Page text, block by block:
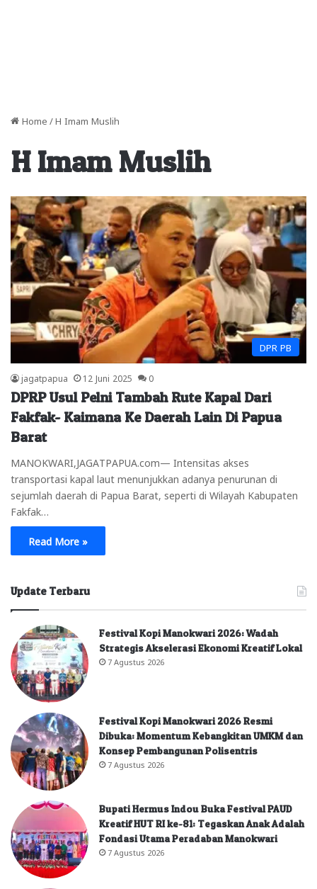
Home / H Imam Muslih
H Imam Muslih
DPR PB
jagatpapua 12 Juni 2025 0
DPRP Usul Pelni Tambah Rute Kapal Dari
Fakfak- Kaimana Ke Daerah Lain Di Papua
Barat
MANOKWARI,JAGATPAPUA.com— Intensitas akses
transportasi kapal laut menunjukkan adanya penurunan di
sejumlah daerah di Papua Barat, seperti di Wilayah Kabupaten
Fakfak…
Read More »
Update Terbaru
Festival Kopi Manokwari 2026: Wadah
Strategis Akselerasi Ekonomi Kreatif Lokal
7 Agustus 2026
Festival Kopi Manokwari 2026 Resmi
Dibuka: Momentum Kebangkitan UMKM dan
Konsep Pembangunan Polisentris
7 Agustus 2026
Bupati Hermus Indou Buka Festival PAUD
Kreatif HUT RI ke-81: Tegaskan Anak Adalah
Fondasi Utama Peradaban Manokwari
7 Agustus 2026